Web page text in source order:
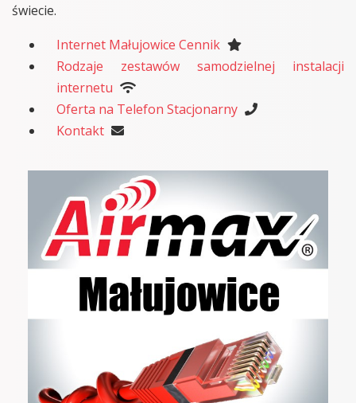
świecie.
Internet Małujowice Cennik
Rodzaje zestawów samodzielnej instalacji
internetu
Oferta na Telefon Stacjonarny
Kontakt